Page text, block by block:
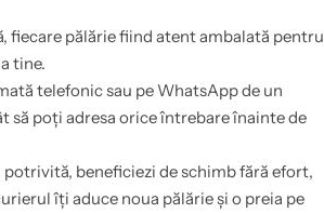
fiecare pălărie fiind atent ambalată pentru
tine.
telefonic sau pe WhatsApp de un
să poți adresa orice întrebare înainte de
potrivită, beneficiezi de schimb fără efort,
îți aduce noua pălărie și o preia pe